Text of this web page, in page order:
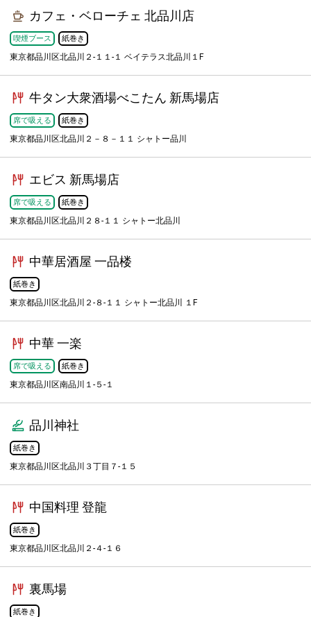
カフェ・ベローチェ 北品川店
喫煙ブース 紙巻き
東京都品川区北品川２-１１-１ ベイテラス北品川１F
牛タン大衆酒場べこたん 新馬場店
席で吸える 紙巻き
東京都品川区北品川２－８－１１ シャトー品川
エビス 新馬場店
席で吸える 紙巻き
東京都品川区北品川２８-１１ シャトー北品川
中華居酒屋 一品楼
紙巻き
東京都品川区北品川２-８-１１ シャトー北品川 １F
中華 一楽
席で吸える 紙巻き
東京都品川区南品川１-５-１
品川神社
紙巻き
東京都品川区北品川３丁目７-１５
中国料理 登龍
紙巻き
東京都品川区北品川２-４-１６
裏馬場
紙巻き